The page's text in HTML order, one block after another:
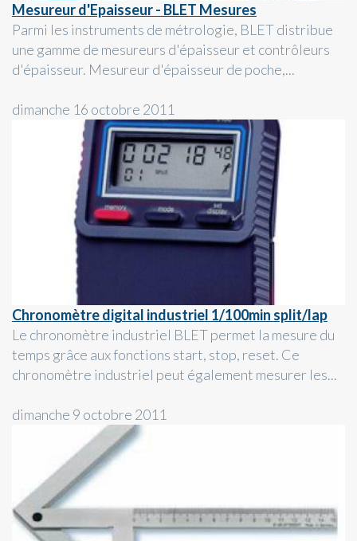
Mesureur d'Epaisseur - BLET Mesures
Parmi les instruments de métrologie, BLET distribue
une gamme de mesureurs d'épaisseur et contrôleurs
d'épaisseur. Mesureur d'épaisseur de poche,...
dimanche 16 octobre 2011
Chronomètre digital industriel 1/100min split/lap
Le chronomètre industriel BLET permet la mesure du
temps grâce aux fonctions start, stop, reset. Ce
chronomètre industriel peut également mesurer les...
dimanche 9 octobre 2011